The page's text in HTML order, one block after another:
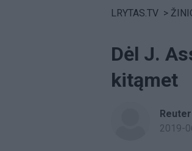
LRYTAS.TV >
Dėl J.
kitąmet
2019-